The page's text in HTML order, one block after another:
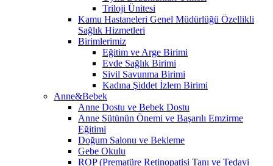
Triloji Ünitesi
Kamu Hastaneleri Genel Müdürlüğü Özellikli
Sağlık Hizmetleri
Birimlerimiz
Eğitim ve Arge Birimi
Evde Sağlık Birimi
Sivil Savunma Birimi
Kadına Şiddet İzlem Birimi
Anne&Bebek
Anne Dostu ve Bebek Dostu
Anne Sütünün Önemi ve Başarılı Emzirme
Eğitimi
Doğum Salonu ve Bekleme
Gebe Okulu
ROP (Prematüre Retinopatisi Tanı ve Tedavi